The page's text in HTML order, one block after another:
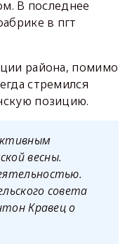
В последнее
в пгт
района, помимо
стремился
позицию.
весны.
совета
Кравец о